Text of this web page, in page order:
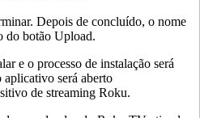
Depois de concluído, o nome
do botão Upload.
e o processo de instalação será
será aberto
de streaming Roku.